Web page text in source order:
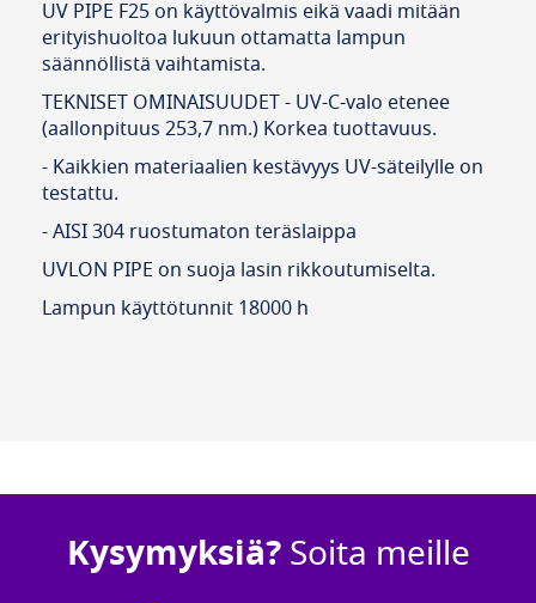
UV PIPE F25 on käyttövalmis eikä vaadi mitään
erityishuoltoa lukuun ottamatta lampun
säännöllistä vaihtamista.
TEKNISET OMINAISUUDET - UV-C-valo etenee
(aallonpituus 253,7 nm.) Korkea tuottavuus.
- Kaikkien materiaalien kestävyys UV-säteilylle on
testattu.
- AISI 304 ruostumaton teräslaippa
UVLON PIPE on suoja lasin rikkoutumiselta.
Lampun käyttötunnit 18000 h
Kysymyksiä?Soita meille